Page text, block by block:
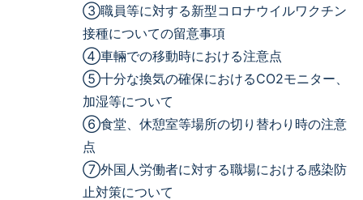
③職員等に対する新型コロナウイルワクチン
接種についての留意事項
④車輛での移動時における注意点
⑤十分な換気の確保におけるCO2モニター、
加湿等について
⑥食堂、休憩室等場所の切り替わり時の注意
点
⑦外国人労働者に対する職場における感染防
止対策について